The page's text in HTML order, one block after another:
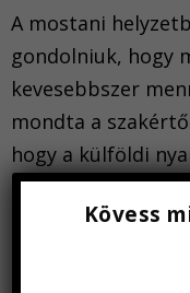
A mostani
gondolniuk, hogy
kevesebbszer
mondta a
hogy a külföldi
megdrágultak.
Kövess